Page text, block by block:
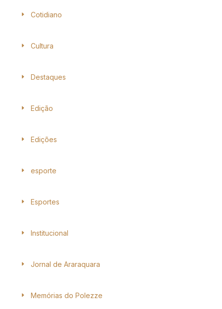
Cotidiano
Cultura
Destaques
Edição
Edições
esporte
Esportes
Institucional
Jornal de Araraquara
Memórias do Polezze